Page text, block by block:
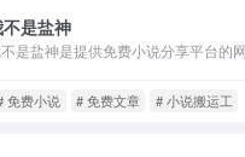
是盐神
免费小说 # 免费文章 # 小说搬运工